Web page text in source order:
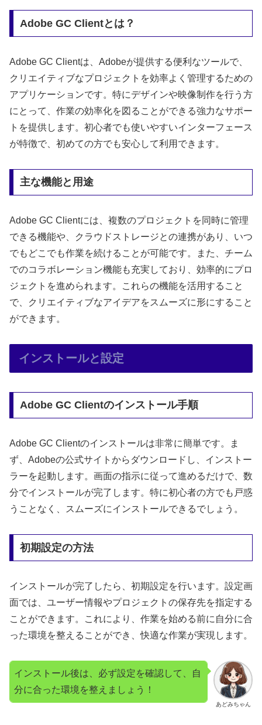
Adobe GC Clientとは？
Adobe GC Clientは、Adobeが提供する便利なツールで、
クリエイティブなプロジェクトを効率よく管理するための
アプリケーションです。特にデザインや映像制作を行う方
にとって、作業の効率化を図ることができる強力なサポー
トを提供します。初心者でも使いやすいインターフェース
が特徴で、初めての方でも安心して利用できます。
主な機能と用途
Adobe GC Clientには、複数のプロジェクトを同時に管理
できる機能や、クラウドストレージとの連携があり、いつ
でもどこでも作業を続けることが可能です。また、チーム
でのコラボレーション機能も充実しており、効率的にプロ
ジェクトを進められます。これらの機能を活用すること
で、クリエイティブなアイデアをスムーズに形にすること
ができます。
インストールと設定
Adobe GC Clientのインストール手順
Adobe GC Clientのインストールは非常に簡単です。ま
ず、Adobeの公式サイトからダウンロードし、インストー
ラーを起動します。画面の指示に従って進めるだけで、数
分でインストールが完了します。特に初心者の方でも戸惑
うことなく、スムーズにインストールできるでしょう。
初期設定の方法
インストールが完了したら、初期設定を行います。設定画
面では、ユーザー情報やプロジェクトの保存先を指定する
ことができます。これにより、作業を始める前に自分に合
った環境を整えることができ、快適な作業が実現します。
あどみちゃん
インストール後は、必ず設定を確認して、自
分に合った環境を整えましょう！